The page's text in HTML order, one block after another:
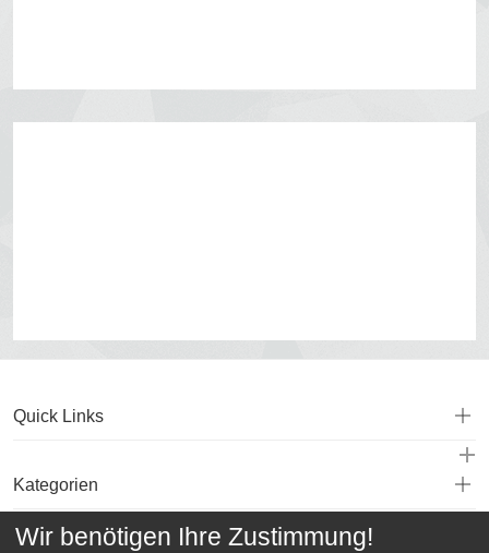
Quick Links
Kategorien
Wir benötigen Ihre Zustimmung!